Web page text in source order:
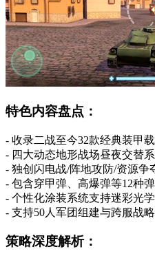
特色内容盘点：
- 收录二战至今32款经典装甲
- 四大动态地形战场昼夜交替
- 独创闪电战/阵地攻防/资源争
- 包含穿甲弹、高爆弹等12种
- 个性化涂装系统支持迷彩光
- 支持50人军团组建与跨服战
策略深度解析：